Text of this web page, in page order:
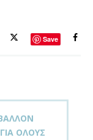
Save
ΌΛOΥΣ